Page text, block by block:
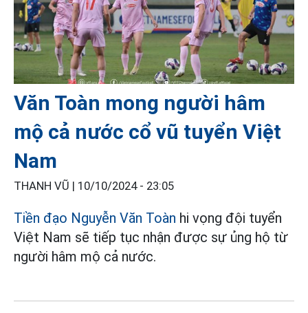
Văn Toàn mong người hâm
mộ cả nước cổ vũ tuyển Việt
Nam
THANH VŨ | 10/10/2024 - 23:05
Tiền đạo Nguyễn Văn Toàn hi vọng đội tuyển
Việt Nam sẽ tiếp tục nhận được sự ủng hộ từ
người hâm mộ cả nước.